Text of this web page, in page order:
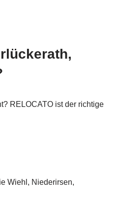
RELOCATO ist der richtige
Wiehl, Niederirsen,